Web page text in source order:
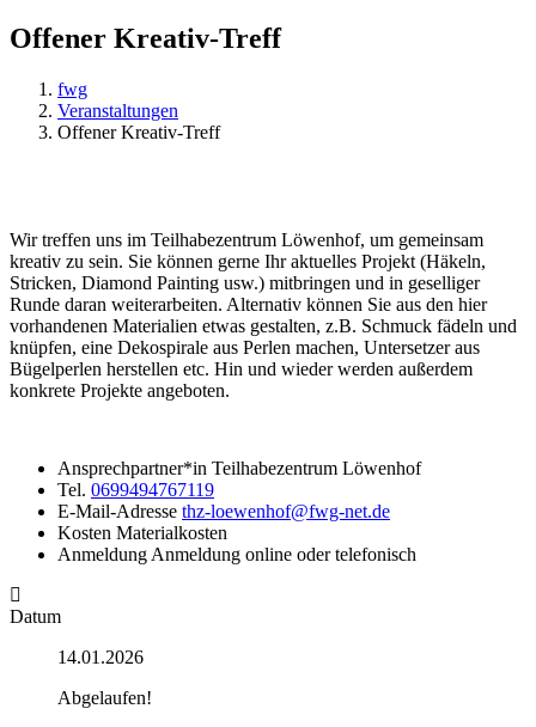
Offener Kreativ-Treff
fwg
Veranstaltungen
Offener Kreativ-Treff
Wir treffen uns im Teilhabezentrum Löwenhof, um gemeinsam
kreativ zu sein. Sie können gerne Ihr aktuelles Projekt (Häkeln,
Stricken, Diamond Painting usw.) mitbringen und in geselliger
Runde daran weiterarbeiten. Alternativ können Sie aus den hier
vorhandenen Materialien etwas gestalten, z.B. Schmuck fädeln und
knüpfen, eine Dekospirale aus Perlen machen, Untersetzer aus
Bügelperlen herstellen etc. Hin und wieder werden außerdem
konkrete Projekte angeboten.
Ansprechpartner*in Teilhabezentrum Löwenhof
Tel. 0699494767119
E-Mail-Adresse thz-loewenhof@fwg-net.de
Kosten Materialkosten
Anmeldung Anmeldung online oder telefonisch
Datum
14.01.2026
Abgelaufen!